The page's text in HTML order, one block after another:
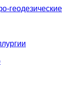
геодезические